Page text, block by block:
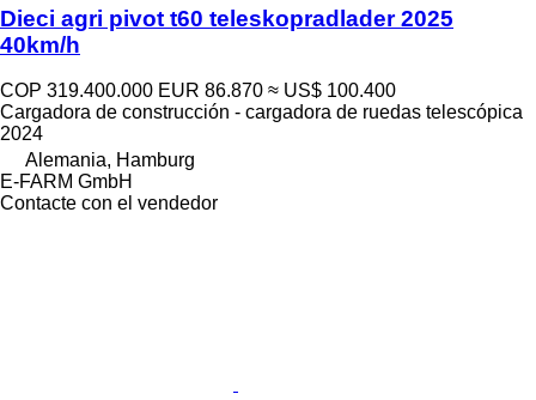
Dieci agri pivot t60 teleskopradlader 2025
40km/h
COP 319.400.000 EUR 86.870 ≈ US$ 100.400
Cargadora de construcción - cargadora de ruedas telescópica
2024
Alemania, Hamburg
E-FARM GmbH
Contacte con el vendedor